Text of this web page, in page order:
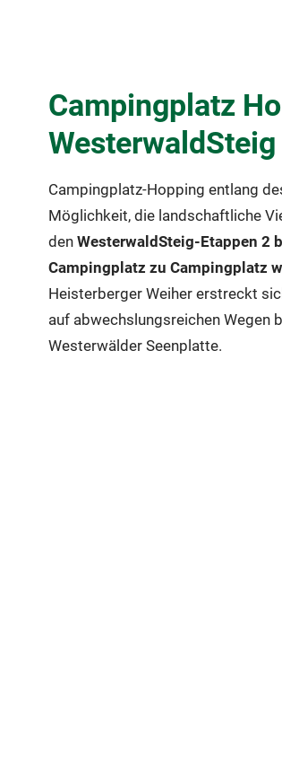
Campingplatz
WesterwaldSteig
Campingplatz-Hopping entlang
Möglichkeit, die landschaftliche
den WesterwaldSteig-Etappen 2
Campingplatz zu Campingplatz
Heisterberger Weiher erstreckt
auf abwechslungsreichen Wegen
Westerwälder Seenplatte.